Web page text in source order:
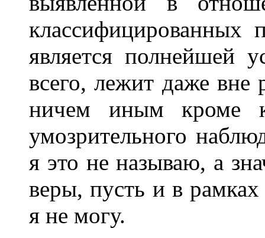
является полнейшей
всего, лежит даже
ничем иным кроме
умозрительного
я это не называю, а
веры, пусть и в
я не могу.